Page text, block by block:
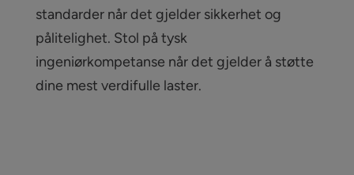
standarder når det gjelder sikkerhet og
pålitelighet. Stol på tysk
ingeniørkompetanse når det gjelder å støtte
dine mest verdifulle laster.